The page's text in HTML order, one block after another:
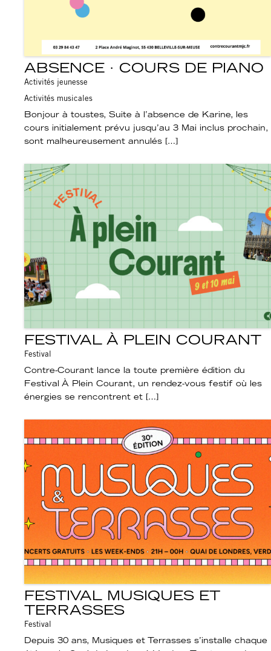
ABSENCE · COURS DE PIANO
Activités jeunesse
Activités musicales
Bonjour à toustes, Suite à l’absence de Karine, les
cours initialement prévu jusqu’au 3 Mai inclus prochain,
sont malheureusement annulés […]
FESTIVAL À PLEIN COURANT
Festival
Contre-Courant lance la toute première édition du
Festival À Plein Courant, un rendez-vous festif où les
énergies se rencontrent et […]
FESTIVAL MUSIQUES ET
TERRASSES
Festival
Depuis 30 ans, Musiques et Terrasses s’installe chaque